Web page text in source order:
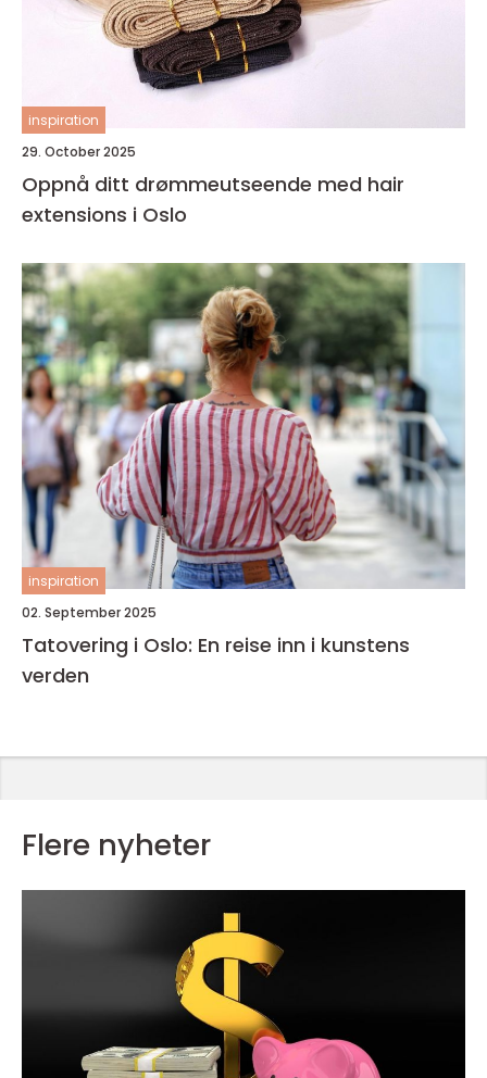
inspiration
29. October 2025
Oppnå ditt drømmeutseende med hair
extensions i Oslo
inspiration
02. September 2025
Tatovering i Oslo: En reise inn i kunstens
verden
Flere nyheter